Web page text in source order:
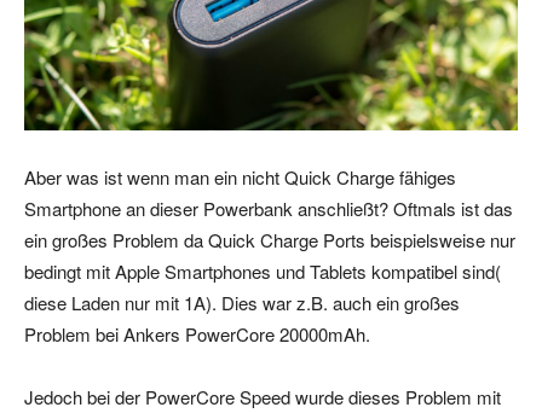
Aber was ist wenn man ein nicht Quick Charge fähiges
Smartphone an dieser Powerbank anschließt? Oftmals ist das
ein großes Problem da Quick Charge Ports beispielsweise nur
bedingt mit Apple Smartphones und Tablets kompatibel sind(
diese Laden nur mit 1A). Dies war z.B. auch ein großes
Problem bei Ankers PowerCore 20000mAh.
Jedoch bei der PowerCore Speed wurde dieses Problem mit